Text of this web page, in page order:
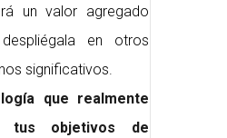
un valor agregado
en otros
significativos.
que realmente
tus objetivos de